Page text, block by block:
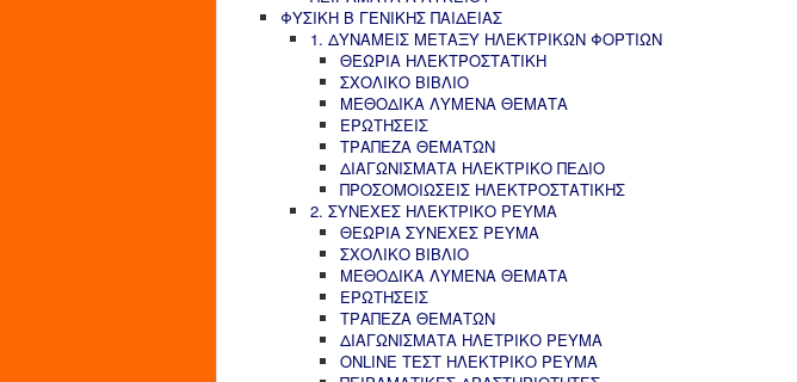
ΦΥΣΙΚΗ Β ΓΕΝΙΚΗΣ ΠΑΙΔΕΙΑΣ
1. ΔΥΝΑΜΕΙΣ ΜΕΤΑΞΥ ΗΛΕΚΤΡΙΚΩΝ ΦΟΡΤΙΩΝ
ΘΕΩΡΙΑ ΗΛΕΚΤΡΟΣΤΑΤΙΚΗ
ΣΧΟΛΙΚΟ ΒΙΒΛΙΟ
ΜΕΘΟΔΙΚΑ ΛΥΜΕΝΑ ΘΕΜΑΤΑ
ΕΡΩΤΗΣΕΙΣ
ΤΡΑΠΕΖΑ ΘΕΜΑΤΩΝ
ΔΙΑΓΩΝΙΣΜΑΤΑ ΗΛΕΚΤΡΙΚΟ ΠΕΔΙΟ
ΠΡΟΣΟΜΟΙΩΣΕΙΣ ΗΛΕΚΤΡΟΣΤΑΤΙΚΗΣ
2. ΣΥΝΕΧΕΣ ΗΛΕΚΤΡΙΚΟ ΡΕΥΜΑ
ΘΕΩΡΙΑ ΣΥΝΕΧΕΣ ΡΕΥΜΑ
ΣΧΟΛΙΚΟ ΒΙΒΛΙΟ
ΜΕΘΟΔΙΚΑ ΛΥΜΕΝΑ ΘΕΜΑΤΑ
ΕΡΩΤΗΣΕΙΣ
ΤΡΑΠΕΖΑ ΘΕΜΑΤΩΝ
ΔΙΑΓΩΝΙΣΜΑΤΑ ΗΛΕΤΡΙΚΟ ΡΕΥΜΑ
ONLINE ΤΕΣΤ ΗΛΕΚΤΡΙΚΟ ΡΕΥΜΑ